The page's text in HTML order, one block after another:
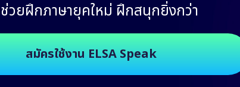
วยฝึกภาษายุคใหม่ ฝึกสนุกยิ่งกว่า
สมัครใช้งาน ELSA Speak